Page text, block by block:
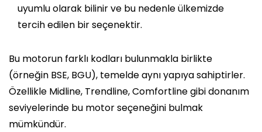
uyumlu olarak bilinir ve bu nedenle ülkemizde
tercih edilen bir seçenektir.
Bu motorun farklı kodları bulunmakla birlikte
(örneğin BSE, BGU), temelde aynı yapıya sahiptirler.
Özellikle Midline, Trendline, Comfortlinegibi donanım
seviyelerinde bu motor seçeneğini bulmak
mümkündür.